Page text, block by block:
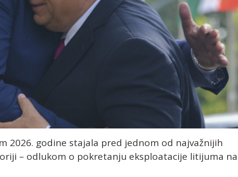
2026. godine stajala pred jednom od najvažnijih
– odlukom o pokretanju eksploatacije litijuma na